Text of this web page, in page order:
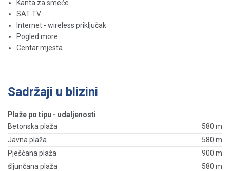
Kanta za smeće
SAT TV
Internet - wireless priključak
Pogled more
Centar mjesta
Sadržaji u blizini
Plaže po tipu - udaljenosti
Betonska plaža
580 m
Javna plaža
580 m
Pješčana plaža
900 m
šljunčana plaža
580 m